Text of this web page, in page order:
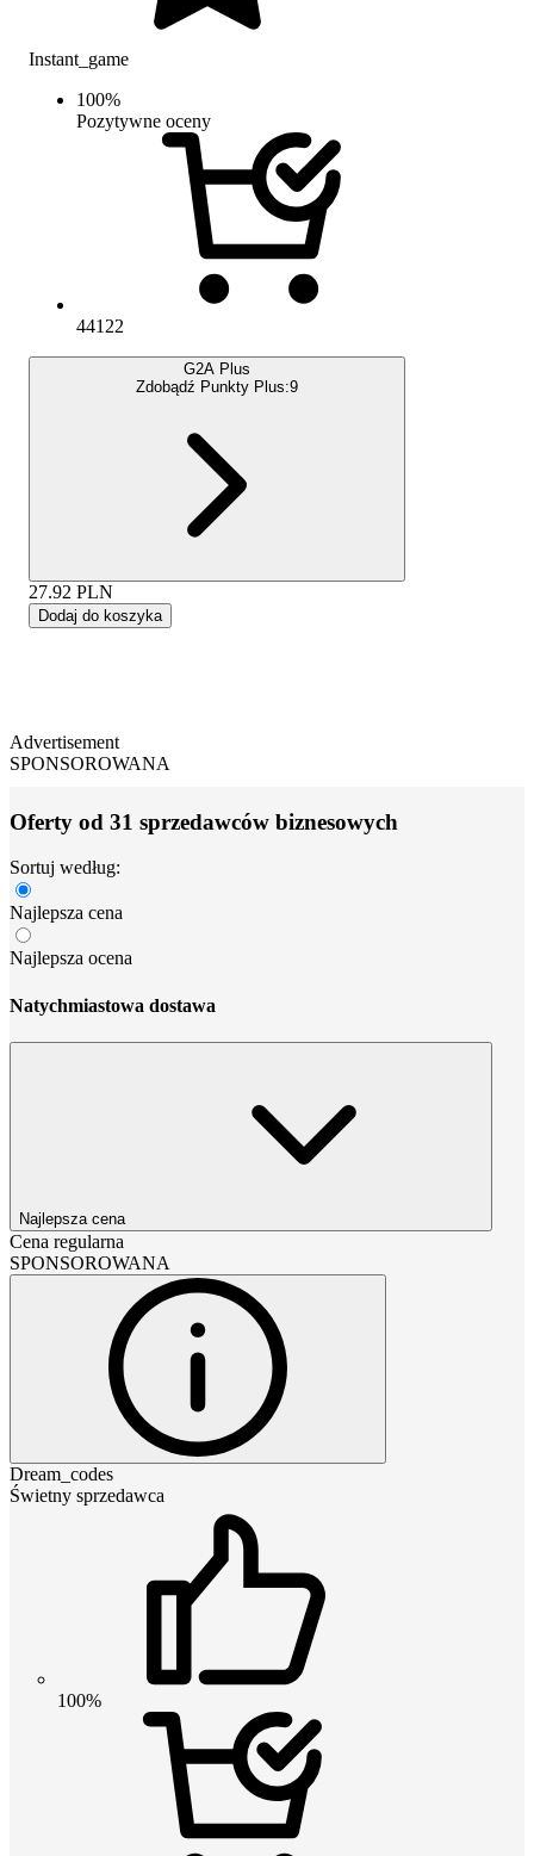
Instant_game
100%
Pozytywne oceny
44122
G2A Plus
Zdobądź Punkty Plus:9
27.92 PLN
Dodaj do koszyka
Advertisement
SPONSOROWANA
Oferty od 31 sprzedawców biznesowych
Sortuj według:
Najlepsza cena
Najlepsza ocena
Natychmiastowa dostawa
Najlepsza cena
Cena regularna
SPONSOROWANA
Dream_codes
Świetny sprzedawca
100%